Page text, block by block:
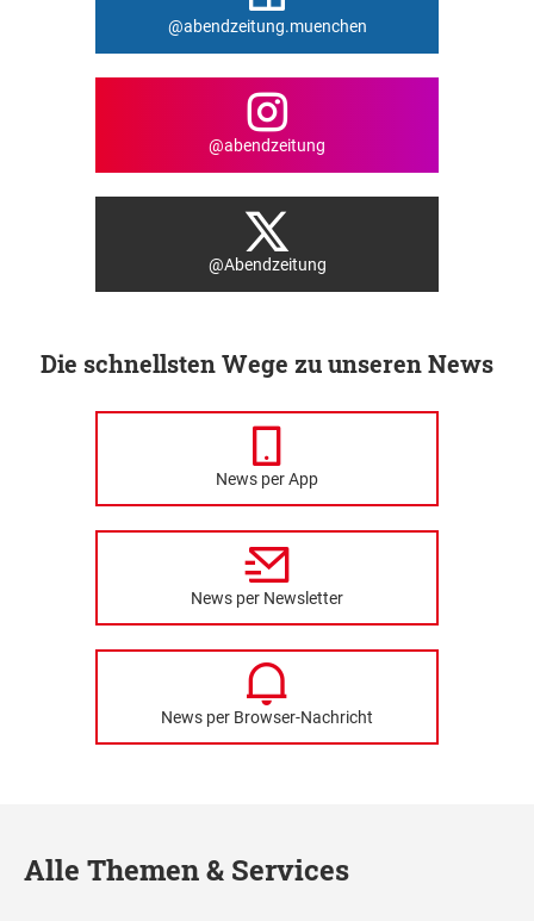
@abendzeitung.muenchen
@abendzeitung
@Abendzeitung
Die schnellsten Wege zu unseren News
News per App
News per Newsletter
News per Browser-Nachricht
Alle Themen & Services